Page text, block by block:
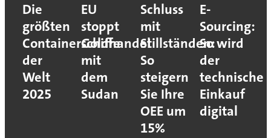
Die
größten
Containerschiffe
der
Welt
2025
EU
stoppt
Goldhandel
mit
dem
Sudan
Schluss
mit
Stillständen:
So
steigern
Sie Ihre
OEE um
15%
E-
Sourcing:
So wird
der
technische
Einkauf
digital